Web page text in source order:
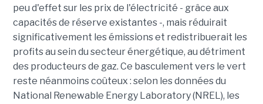
peu d'effet sur les prix de l'électricité - grâce aux
capacités de réserve existantes -, mais réduirait
significativement les émissions et redistribuerait les
profits au sein du secteur énergétique, au détriment
des producteurs de gaz. Ce basculement vers le vert
reste néanmoins coûteux : selon les données du
National Renewable Energy Laboratory (NREL), les